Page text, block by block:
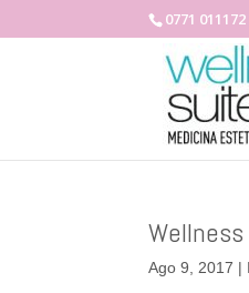
0771 011172
Ago 9, 2017 |